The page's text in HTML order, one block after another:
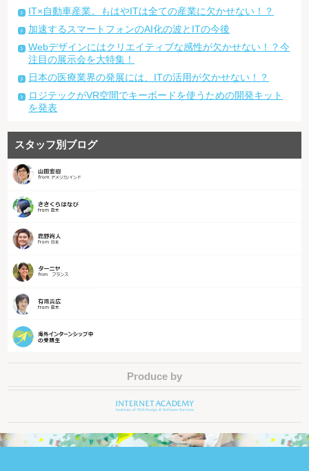
IT×自動車産業。もはやITは全ての産業に欠かせない！？
加速するスマートフォンのAI化の波とITの今後
Webデザインにはクリエイティブな感性が欠かせない！？今
注目の展示会を大特集！
日本の医療業界の発展には、ITの活用が欠かせない！？
ロジテックがVR空間でキーボードを使うための開発キット
を発表
スタッフ別ブログ
Produce by